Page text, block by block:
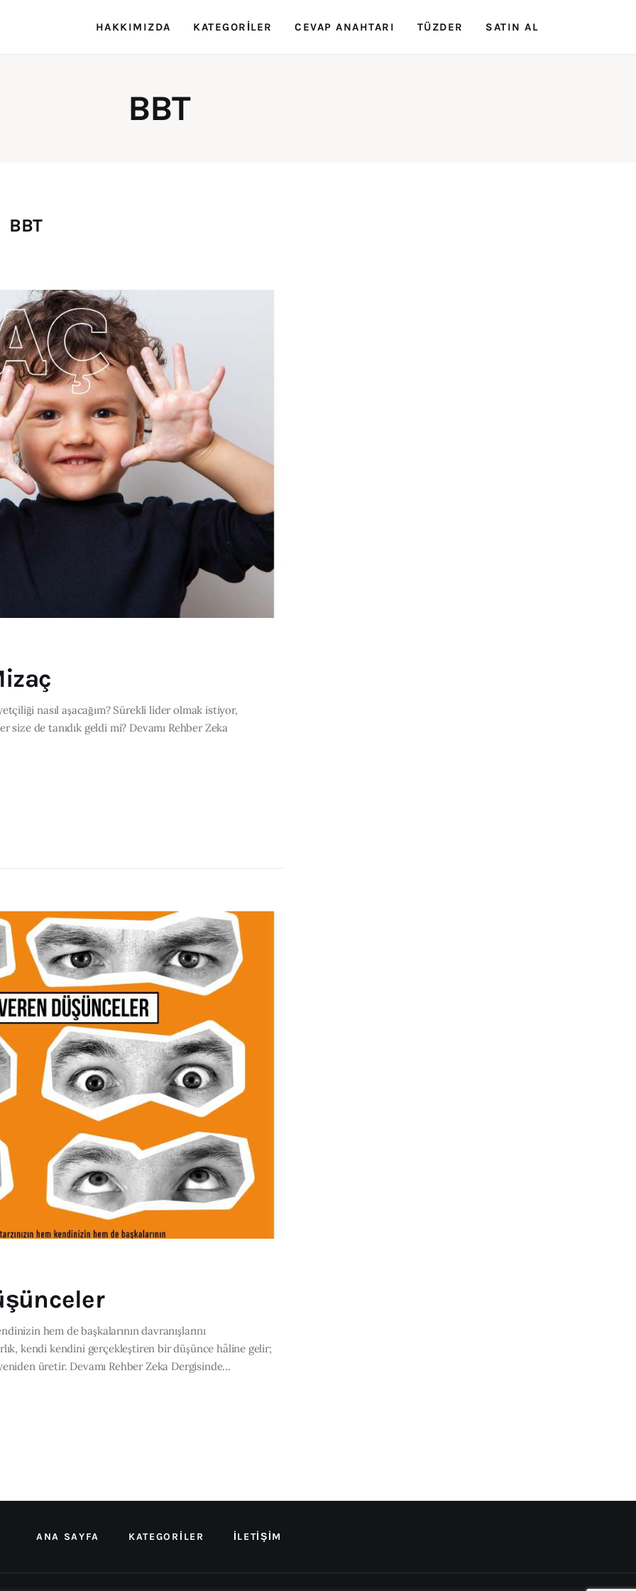
HAKKIMIZDA KATEGORILER CEVAP ANAHTARI TÜZDER SATIN AL
BBT
BBT
nasıl aşacağım? Sürekli lider olmak istiyor,
size de tanıdık geldi mi? Devamı Rehber Zeka
hem de başkalarının davranışlarını
kendi kendini gerçekleştiren bir düşünce hâline gelir;
üretir. Devamı Rehber Zeka Dergisinde...
ANA SAYFA KATEGORILER İLETIŞIM